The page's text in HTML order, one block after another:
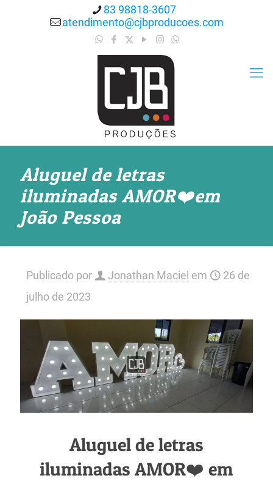
83 98818-3607
atendimento@cjbproducoes.com
Aluguel de letras
iluminadas AMOR❤️em
João Pessoa
Publicado por Jonathan Maciel em
26 de
julho de 2023
Aluguel de letras
iluminadas AMOR❤️ em